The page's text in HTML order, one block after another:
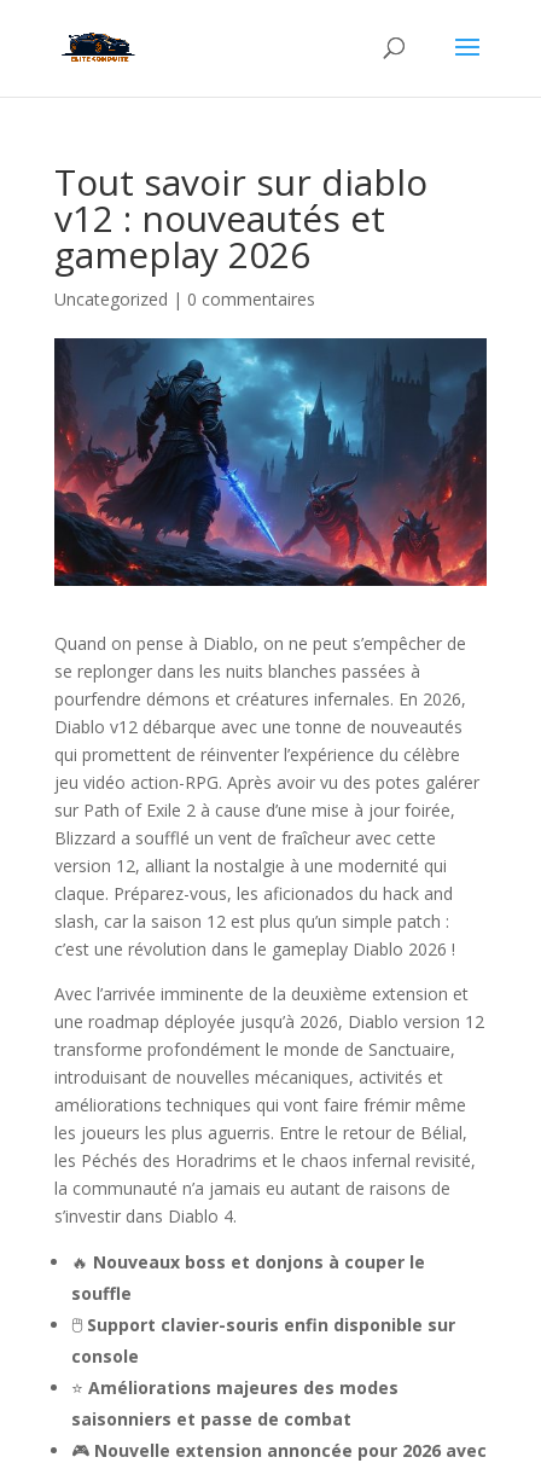
Tout savoir sur diablo
v12 : nouveautés et
gameplay 2026
Uncategorized | 0 commentaires
Quand on pense à Diablo, on ne peut s’empêcher de
se replonger dans les nuits blanches passées à
pourfendre démons et créatures infernales. En 2026,
Diablo v12 débarque avec une tonne de nouveautés
qui promettent de réinventer l’expérience du célèbre
jeu vidéo action-RPG. Après avoir vu des potes galérer
sur Path of Exile 2 à cause d’une mise à jour foirée,
Blizzard a soufflé un vent de fraîcheur avec cette
version 12, alliant la nostalgie à une modernité qui
claque. Préparez-vous, les aficionados du hack and
slash, car la saison 12 est plus qu’un simple patch :
c’est une révolution dans le gameplay Diablo 2026 !
Avec l’arrivée imminente de la deuxième extension et
une roadmap déployée jusqu’à 2026, Diablo version 12
transforme profondément le monde de Sanctuaire,
introduisant de nouvelles mécaniques, activités et
améliorations techniques qui vont faire frémir même
les joueurs les plus aguerris. Entre le retour de Bélial,
les Péchés des Horadrims et le chaos infernal revisité,
la communauté n’a jamais eu autant de raisons de
s’investir dans Diablo 4.
🔥 Nouveaux boss et donjons à couper le
souffle
🖱️ Support clavier-souris enfin disponible sur
console
⭐ Améliorations majeures des modes
saisonniers et passe de combat
🎮 Nouvelle extension annoncée pour 2026 avec